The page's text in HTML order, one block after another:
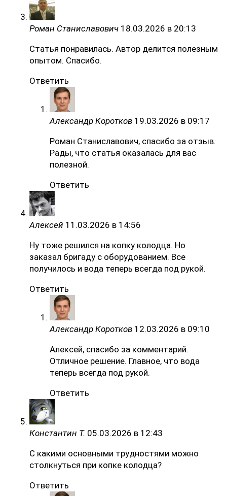
Роман Станиславович 18.03.2026 в 20:13
Статья понравилась. Автор делится полезным
опытом. Спасибо.
Ответить
Александр Коротков 19.03.2026 в 09:17
Роман Станиславович, спасибо за отзыв.
Рады, что статья оказалась для вас
полезной.
Ответить
Алексей 11.03.2026 в 14:56
Ну тоже решился на копку колодца. Но
заказал бригаду с оборудованием. Все
получилось и вода теперь всегда под рукой.
Ответить
Александр Коротков 12.03.2026 в 09:10
Алексей, спасибо за комментарий.
Отличное решение. Главное, что вода
теперь всегда под рукой.
Ответить
Константин Т. 05.03.2026 в 12:43
С какими основными трудностями можно
столкнуться при копке колодца?
Ответить